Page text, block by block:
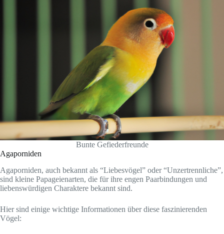
Bunte Gefiederfreunde
Agaporniden
Agaporniden, auch bekannt als “Liebesvögel” oder “Unzertrennliche”,
sind kleine Papageienarten, die für ihre engen Paarbindungen und
liebenswürdigen Charaktere bekannt sind.
Hier sind einige wichtige Informationen über diese faszinierenden
Vögel: